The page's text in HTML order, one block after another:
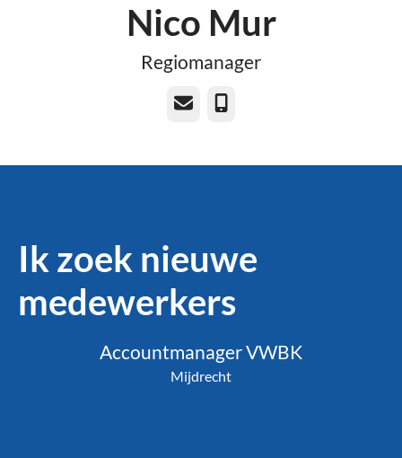
Nico Mur
Regiomanager
E-mailadresTelefoonnummer
Ik zoek nieuwe
medewerkers
Accountmanager VWBK
Mijdrecht